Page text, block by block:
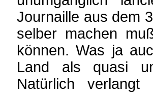
Journaille aus dem
selber machen
können. Was ja
Land als quasi
Natürlich